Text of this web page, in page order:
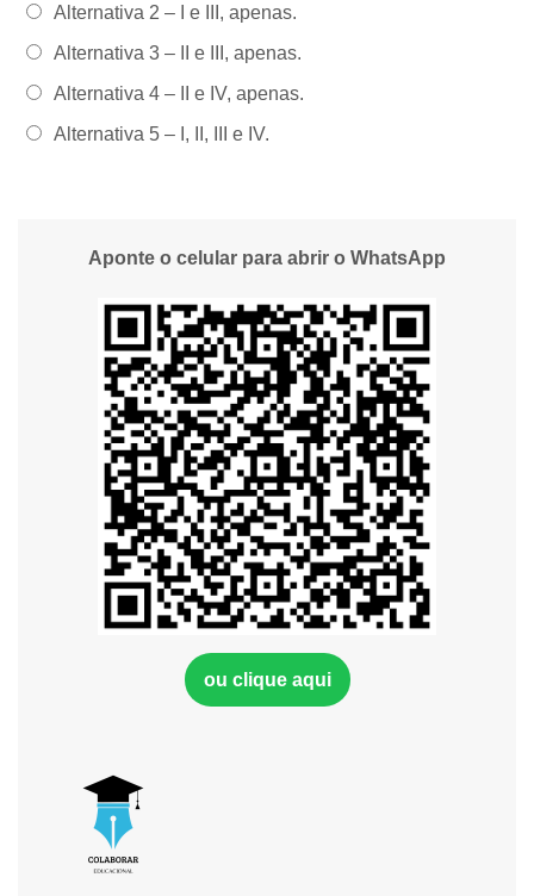
Alternativa 2 –
I e III, apenas.
Alternativa 3 –
II e III, apenas.
Alternativa 4 –
II e IV, apenas.
Alternativa 5 – I, II, III e IV.
Aponte o celular para abrir o WhatsApp
ou clique aqui